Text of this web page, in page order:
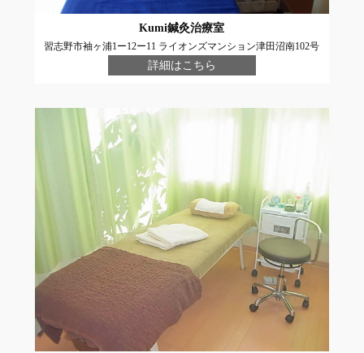
Kumi鍼灸治療室
習志野市袖ヶ浦1ー12ー11 ライオンズマンション津田沼南102号
詳細はこちら